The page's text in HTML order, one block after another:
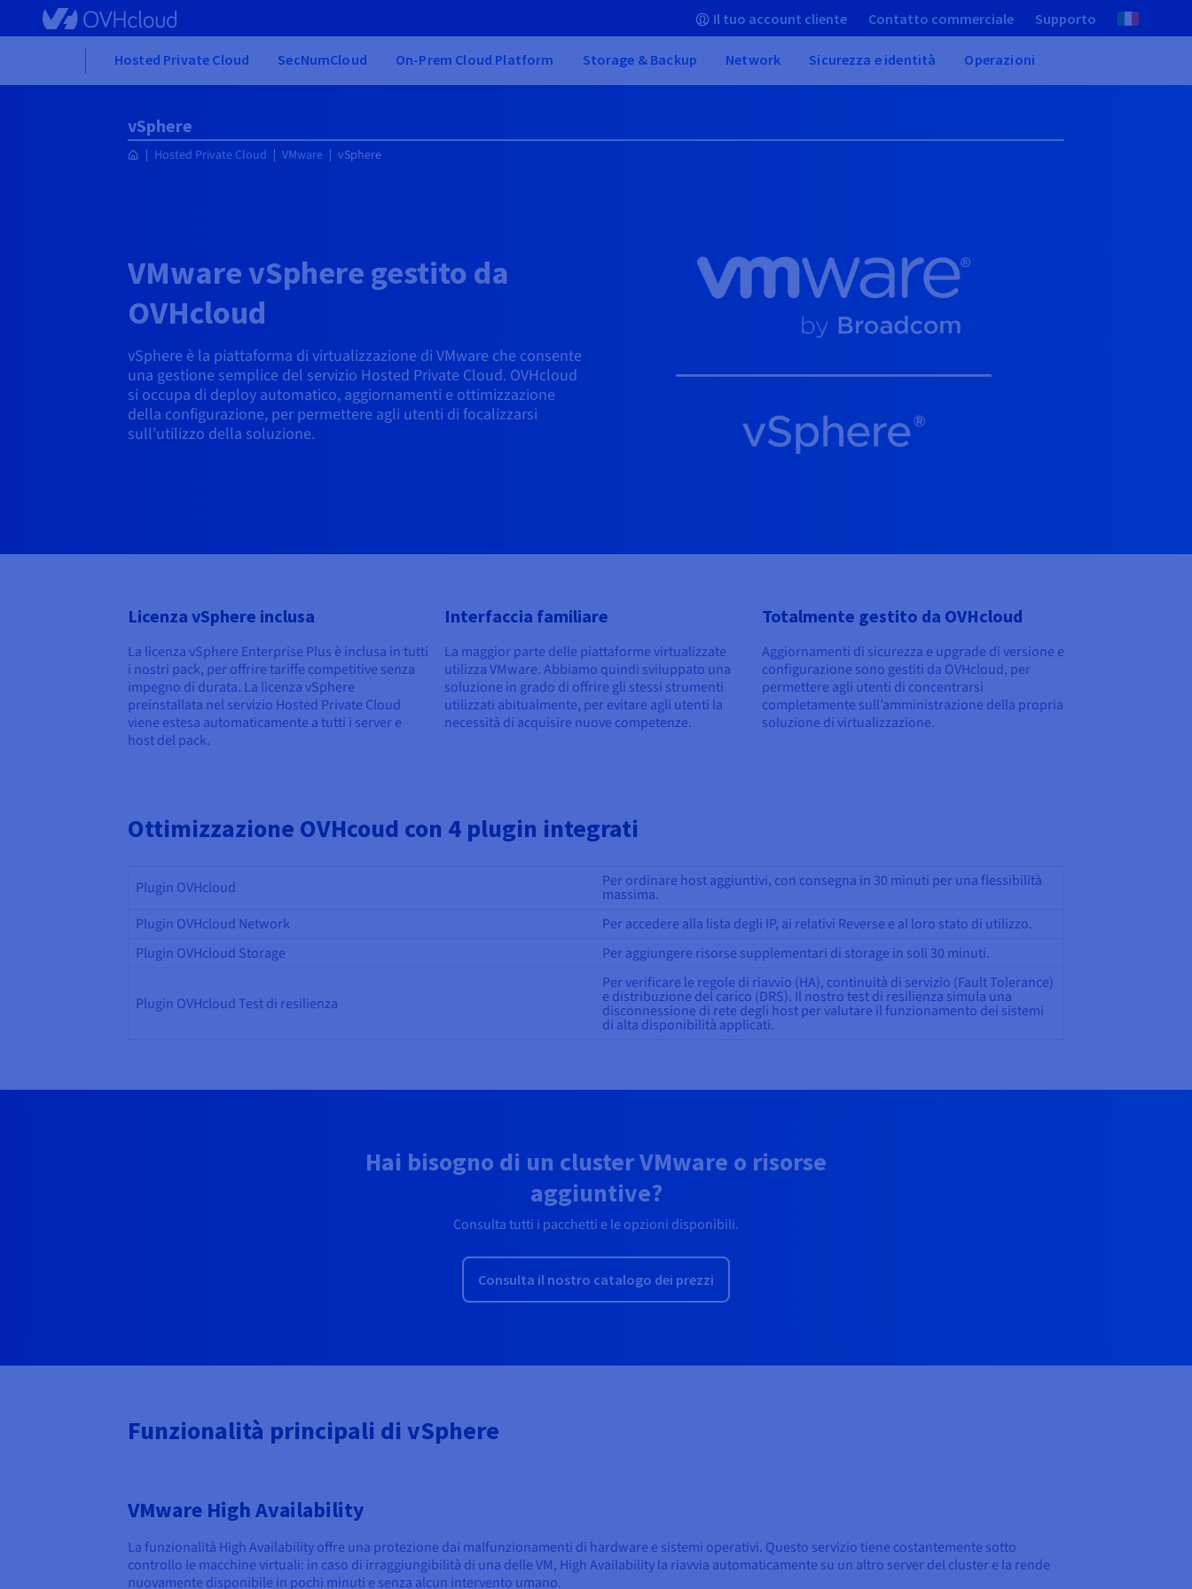
Skip to main content Il tuo account cliente Contatto commerciale Supporto
Hosted Private Cloud SecNumCloud On-Prem Cloud Platform Storage & Backup Network Sicurezza e identità Operazioni
vSphere
Hosted Private Cloud VMware vSphere
VMware vSphere gestito da
OVHcloud
vSphere è la piattaforma di virtualizzazione di VMware che consente
una gestione semplice del servizio Hosted Private Cloud. OVHcloud
si occupa di deploy automatico, aggiornamenti e ottimizzazione
della configurazione, per permettere agli utenti di focalizzarsi
sull’utilizzo della soluzione.
Licenza vSphere inclusa
La licenza vSphere Enterprise Plus è inclusa in tutti
i nostri pack, per offrire tariffe competitive senza
impegno di durata. La licenza vSphere
preinstallata nel servizio Hosted Private Cloud
viene estesa automaticamente a tutti i server e
host del pack.
Interfaccia familiare
La maggior parte delle piattaforme virtualizzate
utilizza VMware. Abbiamo quindi sviluppato una
soluzione in grado di offrire gli stessi strumenti
utilizzati abitualmente, per evitare agli utenti la
necessità di acquisire nuove competenze.
Totalmente gestito da OVHcloud
Aggiornamenti di sicurezza e upgrade di versione e
configurazione sono gestiti da OVHcloud, per
permettere agli utenti di concentrarsi
completamente sull’amministrazione della propria
soluzione di virtualizzazione.
Ottimizzazione OVHcoud con 4 plugin integrati
Plugin OVHcloud Per ordinare host aggiuntivi, con consegna in 30 minuti per una flessibilità
massima.
Plugin OVHcloud Network
Per accedere alla lista degli IP, ai relativi Reverse e al loro stato di utilizzo.
Plugin OVHcloud Storage
Per aggiungere risorse supplementari di storage in soli 30 minuti.
Plugin OVHcloud Test di resilienza
Per verificare le regole di riavvio (HA), continuità di servizio (Fault Tolerance)
e distribuzione del carico (DRS). Il nostro test di resilienza simula una
disconnessione di rete degli host per valutare il funzionamento dei sistemi
di alta disponibilità applicati.
Hai bisogno di un cluster VMware o risorse
aggiuntive?
Consulta tutti i pacchetti e le opzioni disponibili.
Consulta il nostro catalogo dei prezzi
Funzionalità principali di vSphere
VMware High Availability
La funzionalità High Availability offre una protezione dai malfunzionamenti di hardware e sistemi operativi. Questo servizio tiene costantemente sotto
controllo le macchine virtuali: in caso di irraggiungibilità di una delle VM, High Availability la riavvia automaticamente su un altro server del cluster e la rende
nuovamente disponibile in pochi minuti e senza alcun intervento umano.